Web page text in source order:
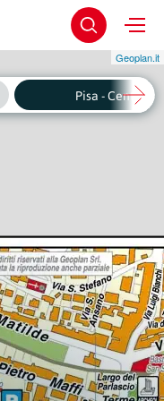
Geoplan.it
Pisa - Centro